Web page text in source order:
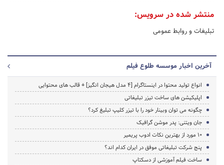
منتشر شده در سرویس:
تبلیغات و روابط عمومی
آخرین اخبار موسسه طلوع فیلم
انواع تولید محتوا در اینستاگرام [4 مدل هیجان انگیز] + قالب های محتوایی
اپلیکیشن های ساخت تیزر تبلیغاتی
چگونه می توان وبینار خود را با تیزر کلیپ تبلیغ کرد؟
جان ویتنی: پدر موشن گرافیک
10 مورد از بهترین نکات ادوب پریمیر
پنج شرکت تبلیغاتی موفق در ایران کدام اند؟
ساخت فیلم آموزشی از دسکتاپ